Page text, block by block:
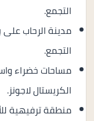
التجمع.
التجمع.
مساحات خضراء
الكريستال لاجونز.
منطقة ترفيهية